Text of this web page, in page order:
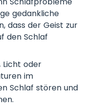
gedankliche
dass der Geist zur
den Schlaf
Licht oder
im
Schlaf stören und